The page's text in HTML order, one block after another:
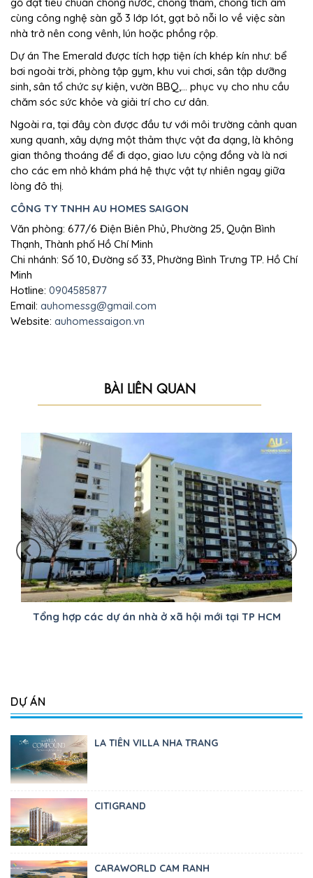
cùng công nghệ sàn gỗ 3 lớp lót, gạt bỏ nỗi lo về việc sàn
nhà trở nên cong vênh, lún hoặc phồng rộp.
Dự án The Emerald được tích hợp tiện ích khép kín như: bể
bơi ngoài trời, phòng tập gym, khu vui chơi, sân tập dưỡng
sinh, sân tổ chức sự kiện, vườn BBQ,… phục vụ cho nhu cầu
chăm sóc sức khỏe và giải trí cho cư dân.
Ngoài ra, tại đây còn được đầu tư với môi trường cảnh quan
xung quanh, xây dựng một thảm thực vật đa dạng, là không
gian thông thoáng để đi dạo, giao lưu cộng đồng và là nơi
cho các em nhỏ khám phá hệ thực vật tự nhiên ngay giữa
lòng đô thị.
CÔNG TY TNHH AU HOMES SAIGON
Văn phòng: 677/6 Điện Biên Phủ, Phường 25, Quận Bình
Thạnh, Thành phố Hồ Chí Minh
Chi nhánh: Số 10, Đường số 33, Phường Bình Trưng TP. Hồ Chí
Minh
Hotline: 0904585877
Email: auhomessg@gmail.com
Website: auhomessaigon.vn
BÀI LIÊN QUAN
Tổng hợp các dự án nhà ở xã hội mới tại TP HCM
DỰ ÁN
LA TIÊN VILLA NHA TRANG
CITIGRAND
CARAWORLD CAM RANH